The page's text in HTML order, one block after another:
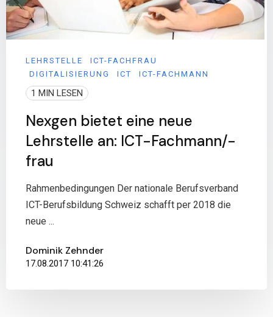
LEHRSTELLE
ICT-FACHFRAU
DIGITALISIERUNG
ICT ICT-FACHMANN
1 MIN LESEN
Nexgen bietet eine neue
Lehrstelle an: ICT-Fachmann/-
frau
Rahmenbedingungen Der nationale Berufsverband
ICT-Berufsbildung Schweiz schafft per 2018 die
neue ...
Dominik Zehnder
17.08.2017 10:41:26